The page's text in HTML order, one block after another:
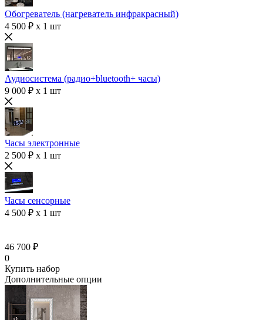
Обогреватель (нагреватель инфракрасный)
4 500 ₽ x 1 шт
Аудиосистема (радио+bluetooth+ часы)
9 000 ₽ x 1 шт
Часы электронные
2 500 ₽ x 1 шт
Часы сенсорные
4 500 ₽ x 1 шт
46 700 ₽
0
Купить набор
Дополнительные опции